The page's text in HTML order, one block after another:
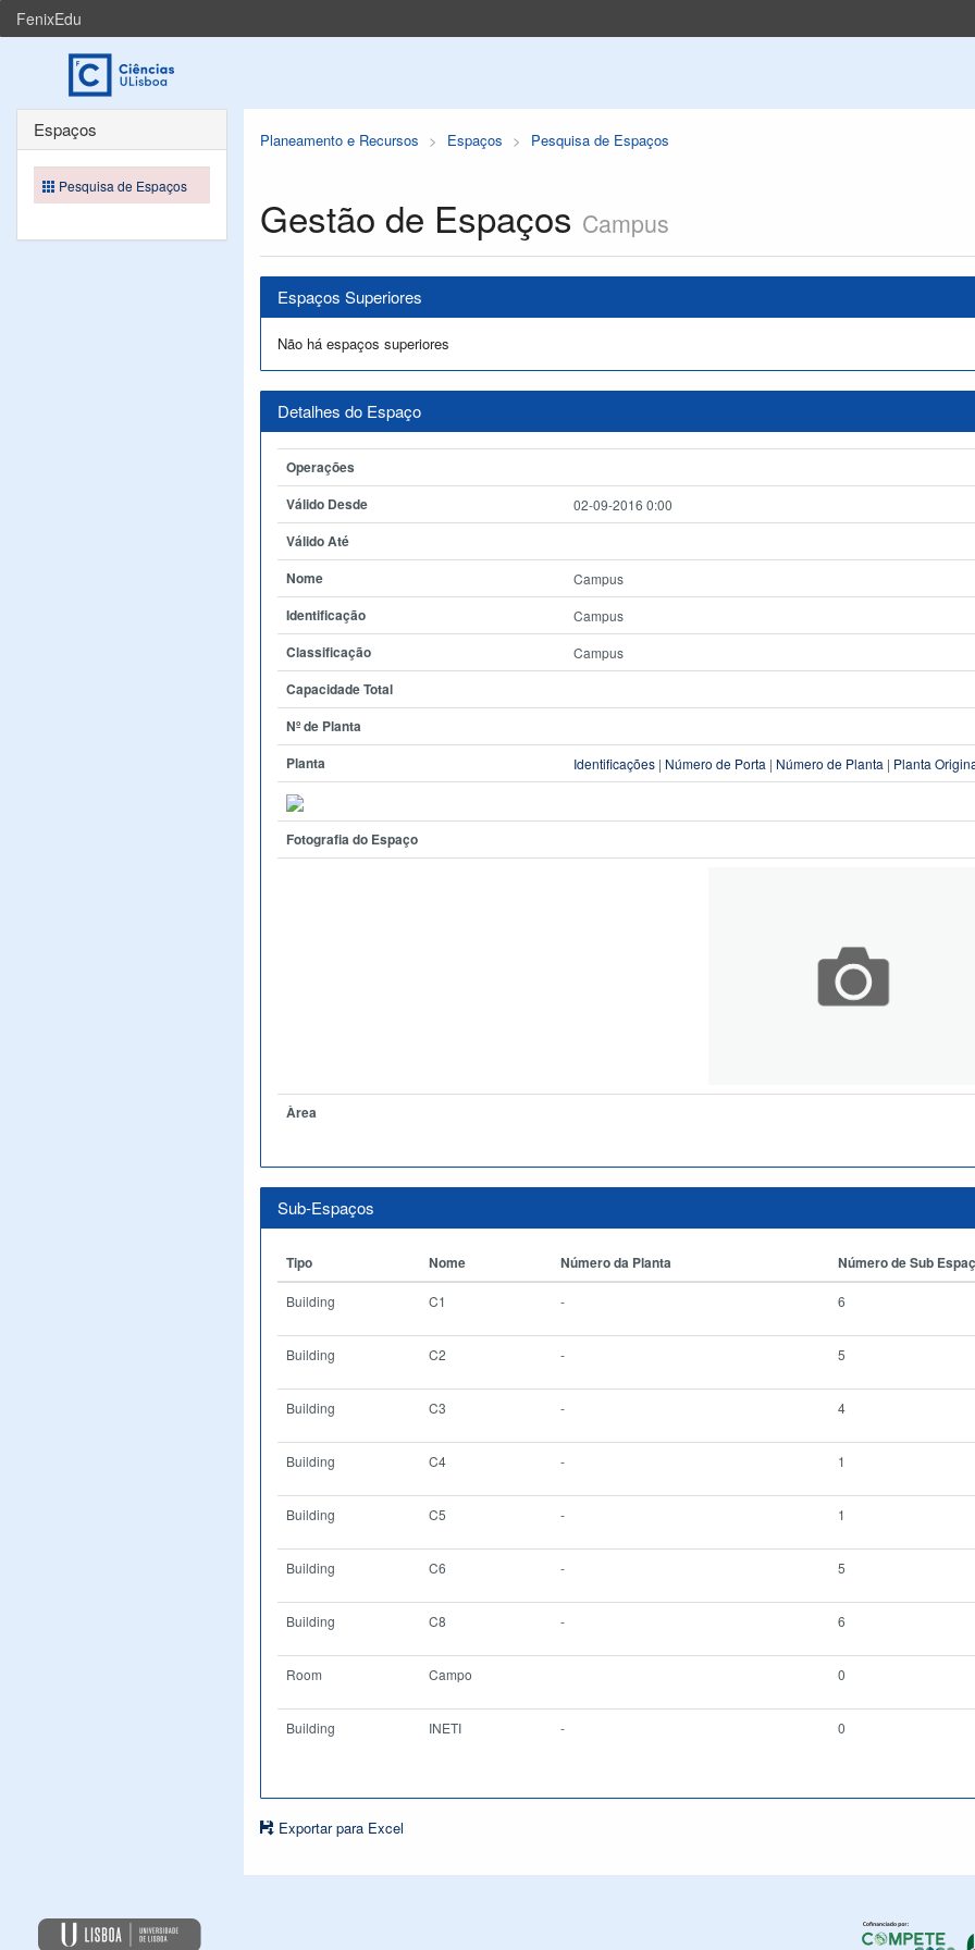
FenixEdu
Planeamento e Recursos Espaços Pesquisa de Espaços
Gestão de Espaços Campus
Espaços Superiores
Não há espaços superiores
Detalhes do Espaço
Operações
Válido Desde
02-09-2016 0:00
Válido Até
Nome
Campus
Identificação Campus
Classificação Campus
Capacidade Total
Nº de Planta
Planta
Identificações | Número de Porta | Número de Planta | Planta
Fotografia do Espaço
Àrea
Sub-Espaços
Tipo Nome Número da Planta Número de Sub
Building C1 - 6
Building C2 - 5
Building C3 - 4
Building C4 - 1
Building C5 - 1
Building C6 - 5
Building C8 - 6
Room Campo 0
Building INETI - 0
Exportar para Excel
Espaços
Pesquisa de Espaços